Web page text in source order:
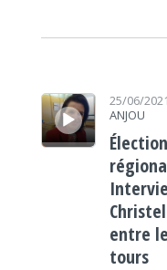
Lecteur audio 25/06/2021
ANJOU
entre
tours